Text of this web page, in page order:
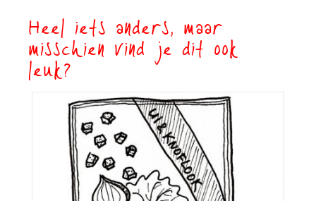
Heel iets anders, maar
misschien vind je dit ook
leuk?